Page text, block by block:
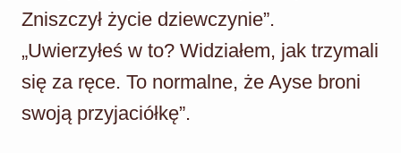
Zniszczył życie dziewczynie”.
„Uwierzyłeś w to? Widziałem, jak trzymali
się za ręce. To normalne, że Ayse broni
swoją przyjaciółkę”.